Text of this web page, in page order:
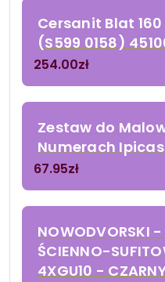
Cersanit Blat
(S599 0158)
254.00zł
Zestaw do
Numerach
67.95zł
NOWODVORSKI
ŚCIENNO-
4XGU10 -